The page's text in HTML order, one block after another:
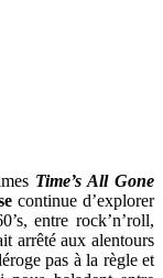
Time’s All Gone
continue d’explorer
entre rock’n’roll,
arrêté aux alentours
pas à la règle et